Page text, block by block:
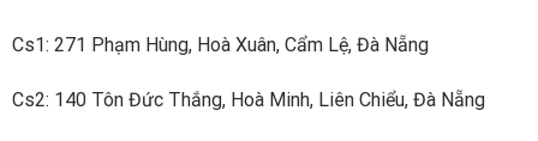
Cs1: 271 Phạm Hùng, Hoà Xuân, Cẩm Lệ, Đà Nẵng
Cs2: 140 Tôn Đức Thắng, Hoà Minh, Liên Chiểu, Đà Nẵng